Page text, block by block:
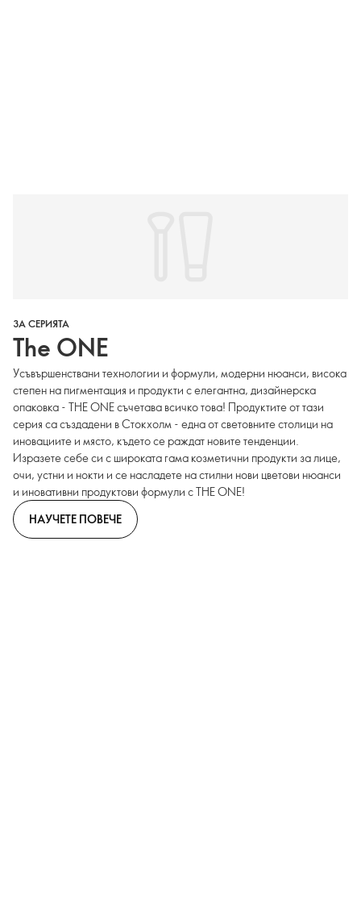
ЗА СЕРИЯТА
The ONE
Усъвършенствани технологии и формули, модерни нюанси, висока
степен на пигментация и продукти с елегантна, дизайнерска
опаковка - THE ONE съчетава всичко това! Продуктите от тази
серия са създадени в Стокхолм - една от световните столици на
иновациите и място, където се раждат новите тенденции.
Изразете себе си с широката гама козметични продукти за лице,
очи, устни и нокти и се насладете на стилни нови цветови нюанси
и иновативни продуктови формули с THE ONE!
НАУЧЕТЕ ПОВЕЧЕ